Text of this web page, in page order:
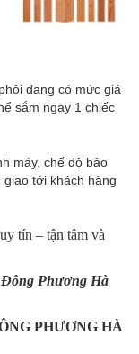
đang có mức giá
sắm ngay 1 chiếc
máy, chế độ bảo
tới khách hàng
tín – tận tâm và
Đông Phương Hà
PHƯƠNG HÀ